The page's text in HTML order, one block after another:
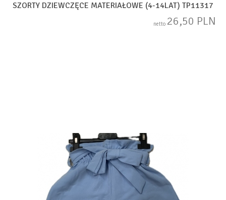
SZORTY DZIEWCZĘCE MATERIAŁOWE (4-14LAT) TP11317
netto 26,50 PLN